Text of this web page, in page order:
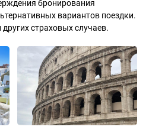
бронирования
вариантов поездки.
страховых случаев.